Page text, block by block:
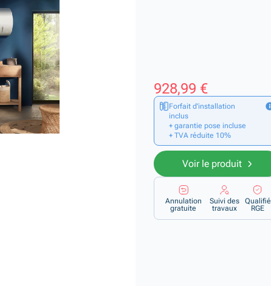
928,99 €
Forfait d’installation
inclus
+ garantie pose incluse
+ TVA réduite 10%
Voir le produit
Annulation
gratuite
Suivi des
travaux
Qualifié
RGE